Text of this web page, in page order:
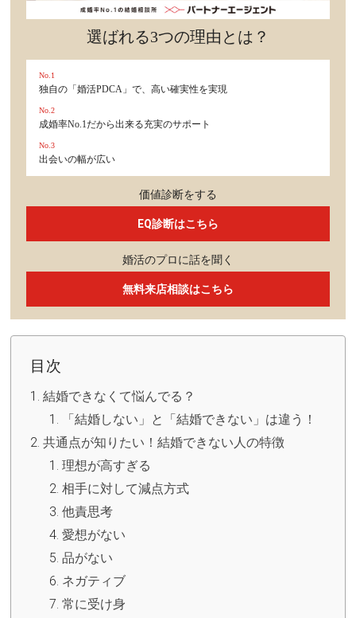
選ばれる3つの理由とは？
No.1
独自の「婚活PDCA」で、高い確実性を実現
No.2
成婚率No.1だから出来る充実のサポート
No.3
出会いの幅が広い
価値診断をする
EQ診断はこちら
婚活のプロに話を聞く
無料来店相談はこちら
目次
結婚できなくて悩んでる？
「結婚しない」と「結婚できない」は違う！
共通点が知りたい！結婚できない人の特徴
理想が高すぎる
相手に対して減点方式
他責思考
愛想がない
品がない
ネガティブ
常に受け身